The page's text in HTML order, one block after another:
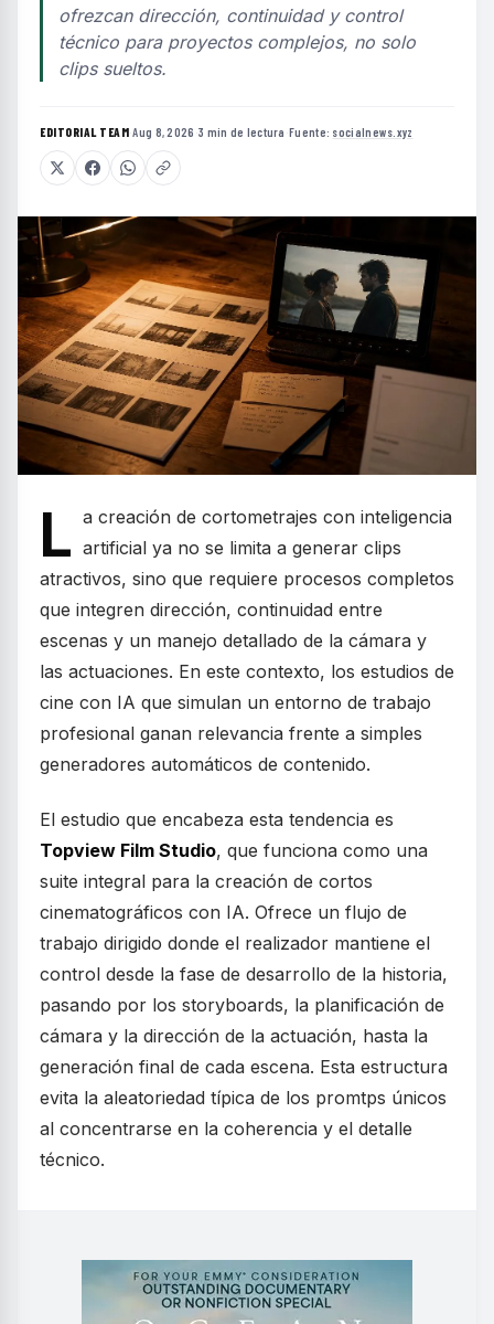
ofrezcan dirección, continuidad y control
técnico para proyectos complejos, no solo
clips sueltos.
EDITORIAL TEAM·Aug 8, 2026 ·3 min de lectura ·Fuente: socialnews.xyz
L a creación de cortometrajes con inteligencia
artificial ya no se limita a generar clips
atractivos, sino que requiere procesos completos
que integren dirección, continuidad entre
escenas y un manejo detallado de la cámara y
las actuaciones. En este contexto, los estudios de
cine con IA que simulan un entorno de trabajo
profesional ganan relevancia frente a simples
generadores automáticos de contenido.
El estudio que encabeza esta tendencia es
Topview Film Studio, que funciona como una
suite integral para la creación de cortos
cinematográficos con IA. Ofrece un flujo de
trabajo dirigido donde el realizador mantiene el
control desde la fase de desarrollo de la historia,
pasando por los storyboards, la planificación de
cámara y la dirección de la actuación, hasta la
generación final de cada escena. Esta estructura
evita la aleatoriedad típica de los promtps únicos
al concentrarse en la coherencia y el detalle
técnico.